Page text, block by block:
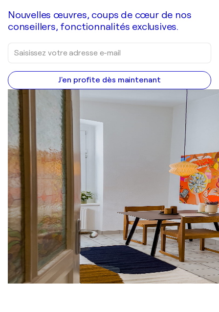
Nouvelles œuvres, coups de cœur de nos
conseillers, fonctionnalités exclusives.
J'en profite dès maintenant